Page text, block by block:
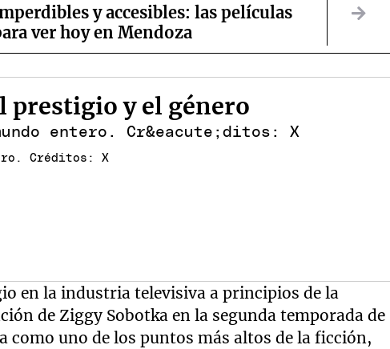
y accesibles: las películas
ver hoy en Mendoza
prestigio y el género
Créditos: X
en la industria televisiva a principios de la
de Ziggy Sobotka en la segunda temporada de
como uno de los puntos más altos de la ficción,